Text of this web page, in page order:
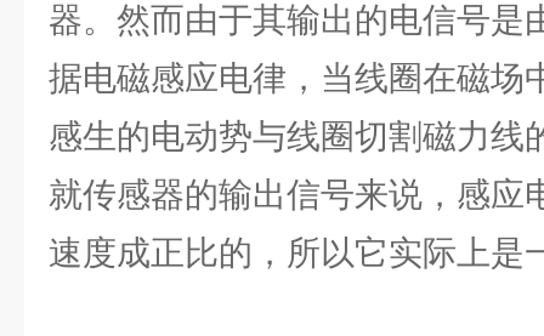
器。然而由于其输出的电信号是
据电磁感应电律，当线圈在磁场
感生的电动势与线圈切割磁力线
就传感器的输出信号来说，感应
速度成正比的，所以它实际上是